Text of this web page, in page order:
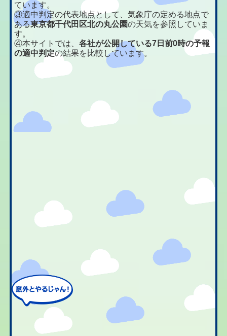
ています。
③適中判定の代表地点として、気象庁の定める地点で
ある東京都千代田区北の丸公園の天気を参照していま
す。
④本サイトでは、各社が公開している7日前0時の予報
の適中判定の結果を比較しています。